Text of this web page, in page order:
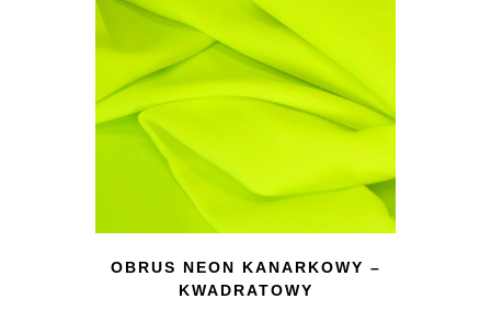
OBRUS NEON KANARKOWY –
KWADRATOWY